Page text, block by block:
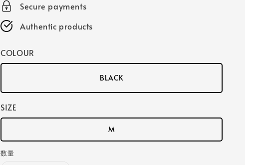
Secure payments
Authentic products
COLOUR
BLACK
SIZE
M
数量